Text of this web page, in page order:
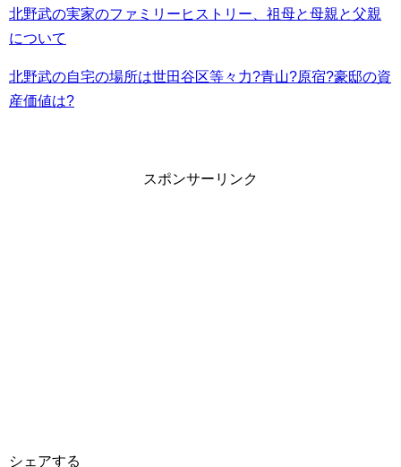
北野武の実家のファミリーヒストリー、祖母と母親と父親
について
北野武の自宅の場所は世田谷区等々力?青山?原宿?豪邸の資
産価値は?
スポンサーリンク
シェアする